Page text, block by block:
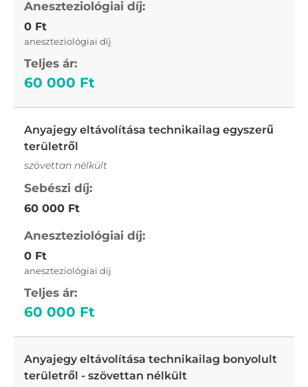
0 Ft
aneszteziológiai díj
60 000 Ft
Anyajegy eltávolítása technikailag egyszerű
területről
szövettan nélkült
60 000 Ft
0 Ft
aneszteziológiai díj
60 000 Ft
Anyajegy eltávolítása technikailag bonyolult
területről - szövettan nélkült